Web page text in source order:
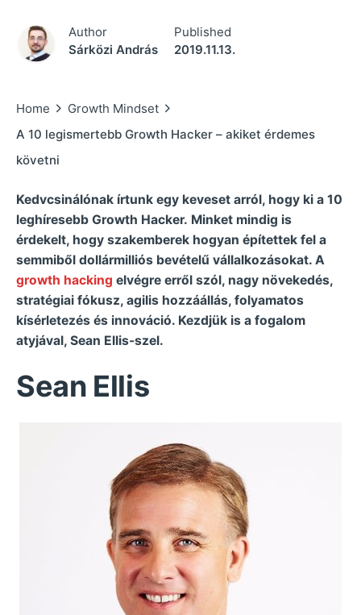
Author
Sárközi András
Published
2019.11.13.
Home
Growth Mindset
A 10 legismertebb Growth Hacker – akiket érdemes
követni
Kedvcsinálónak írtunk egy keveset arról, hogy ki a 10
leghíresebb Growth Hacker. Minket mindig is
érdekelt, hogy szakemberek hogyan építettek fel a
semmiből dollármilliós bevételű vállalkozásokat. A
growth hacking elvégre erről szól, nagy növekedés,
stratégiai fókusz, agilis hozzáállás, folyamatos
kísérletezés és innováció. Kezdjük is a fogalom
atyjával, Sean Ellis-szel.
Sean Ellis